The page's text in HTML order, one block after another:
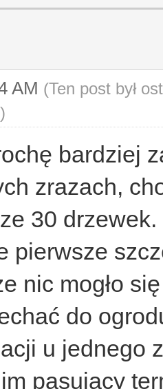
AM (Ten post był
bardziej
zrazach,
30
pierwsze
nic mogło
do
u jednego
pasujący